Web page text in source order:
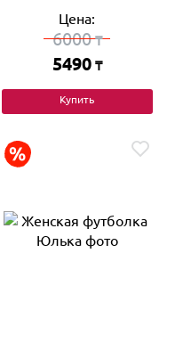
Цена:
6000₸
5490 ₸
Купить